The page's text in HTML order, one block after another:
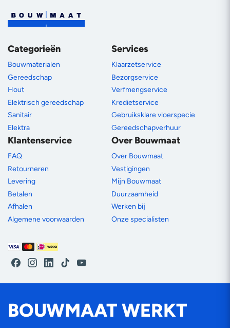
Categorieën
Bouwmaterialen
Gereedschap
Hout
Elektrisch gereedschap
Sanitair
Elektra
Services
Klaarzetservice
Bezorgservice
Verfmengservice
Kredietservice
Gebruiksklare vloerspecie
Gereedschapverhuur
Klantenservice
FAQ
Retourneren
Levering
Betalen
Afhalen
Algemene voorwaarden
Over Bouwmaat
Over Bouwmaat
Vestigingen
Mijn Bouwmaat
Duurzaamheid
Werken bij
Onze specialisten
Betaalmethoden
FacebookInstagram
LinkedInTikTokYouTube
BOUWMAAT WERKT